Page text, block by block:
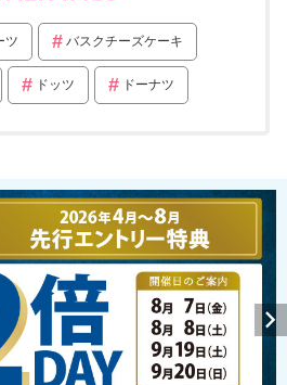
ツ バスクチーズケーキ
ドッツ ドーナツ